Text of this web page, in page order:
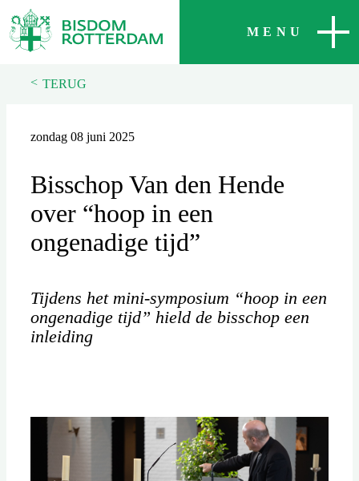
MENU
SLUITEN
< TERUG
zondag 08 juni 2025
Bisschop Van den Hende
over “hoop in een
ongenadige tijd”
Tijdens het mini-symposium “hoop in een
ongenadige tijd” hield de bisschop een
inleiding